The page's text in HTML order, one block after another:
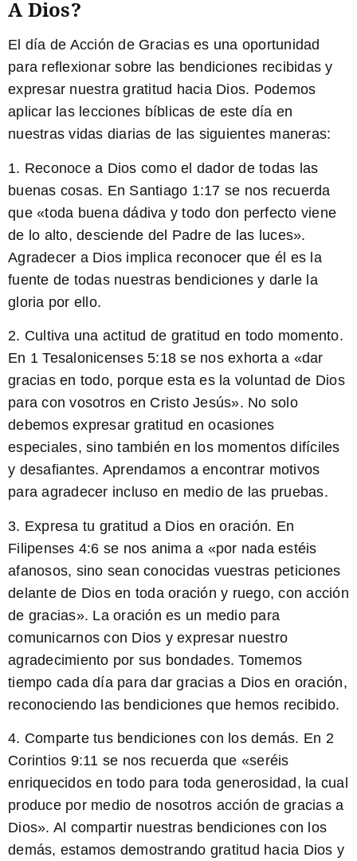
A Dios?
El día de Acción de Gracias es una oportunidad
para reflexionar sobre las bendiciones recibidas y
expresar nuestra gratitud hacia Dios. Podemos
aplicar las lecciones bíblicas de este día en
nuestras vidas diarias de las siguientes maneras:
1. Reconoce a Dios como el dador de todas las
buenas cosas. En Santiago 1:17 se nos recuerda
que «toda buena dádiva y todo don perfecto viene
de lo alto, desciende del Padre de las luces».
Agradecer a Dios implica reconocer que él es la
fuente de todas nuestras bendiciones y darle la
gloria por ello.
2. Cultiva una actitud de gratitud en todo momento.
En 1 Tesalonicenses 5:18 se nos exhorta a «dar
gracias en todo, porque esta es la voluntad de Dios
para con vosotros en Cristo Jesús». No solo
debemos expresar gratitud en ocasiones
especiales, sino también en los momentos difíciles
y desafiantes. Aprendamos a encontrar motivos
para agradecer incluso en medio de las pruebas.
3. Expresa tu gratitud a Dios en oración. En
Filipenses 4:6 se nos anima a «por nada estéis
afanosos, sino sean conocidas vuestras peticiones
delante de Dios en toda oración y ruego, con acción
de gracias». La oración es un medio para
comunicarnos con Dios y expresar nuestro
agradecimiento por sus bondades. Tomemos
tiempo cada día para dar gracias a Dios en oración,
reconociendo las bendiciones que hemos recibido.
4. Comparte tus bendiciones con los demás. En 2
Corintios 9:11 se nos recuerda que «seréis
enriquecidos en todo para toda generosidad, la cual
produce por medio de nosotros acción de gracias a
Dios». Al compartir nuestras bendiciones con los
demás, estamos demostrando gratitud hacia Dios y